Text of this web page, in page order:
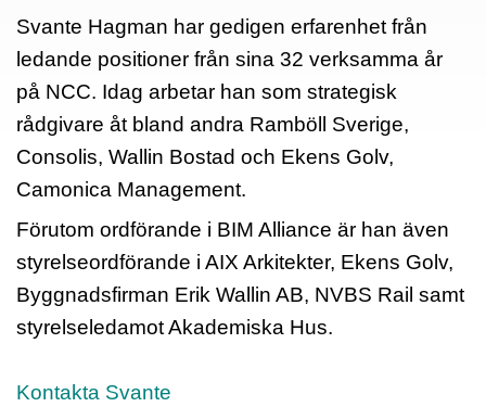
Svante Hagman har gedigen erfarenhet från
ledande positioner från sina 32 verksamma år
på NCC. Idag arbetar han som strategisk
rådgivare åt bland andra Ramböll Sverige,
Consolis, Wallin Bostad och Ekens Golv,
Camonica Management.
Förutom ordförande i BIM Alliance är han även
styrelseordförande i AIX Arkitekter, Ekens Golv,
Byggnadsfirman Erik Wallin AB, NVBS Rail samt
styrelseledamot Akademiska Hus.
Kontakta Svante